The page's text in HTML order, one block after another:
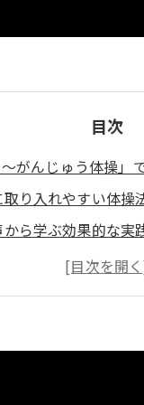
目次
がんじゅう体操」
り入れやすい体操
ら学ぶ効果的な実
深める活動の魅力
す身体的な効果
得られる長期的な